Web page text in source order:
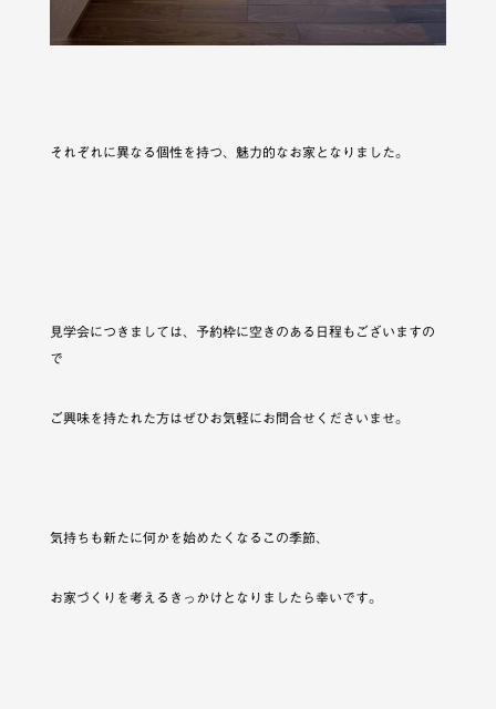
それぞれに異なる個性を持つ、魅力的なお家となりました。
見学会につきましては、予約枠に空きのある日程もございますの
で
ご興味を持たれた方はぜひお気軽にお問合せくださいませ。
気持ちも新たに何かを始めたくなるこの季節、
お家づくりを考えるきっかけとなりましたら幸いです。